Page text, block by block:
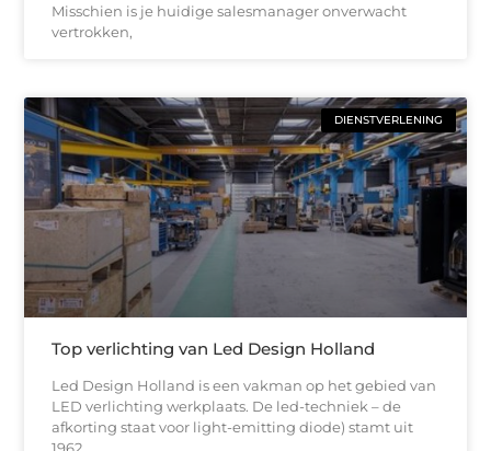
Misschien is je huidige salesmanager onverwacht
vertrokken,
DIENSTVERLENING
Top verlichting van Led Design Holland
Led Design Holland is een vakman op het gebied van
LED verlichting werkplaats. De led-techniek – de
afkorting staat voor light-emitting diode) stamt uit